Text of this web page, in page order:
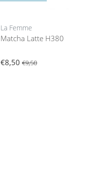
La Femme
Matcha Latte H380
€8,50 €9,50